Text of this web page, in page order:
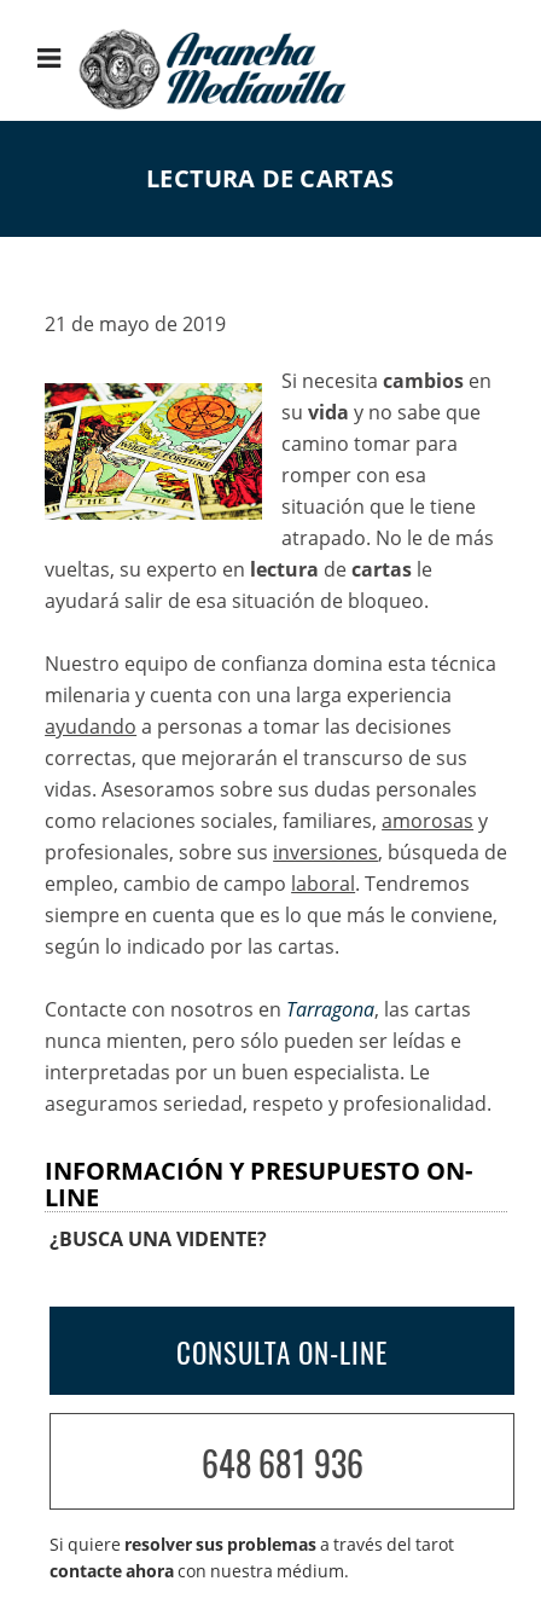
LECTURA DE CARTAS
21 de mayo de 2019
Si necesitacambios en
su vida y no sabe que
camino tomar para
romper con esa
situación que le tiene
atrapado. No le de más
vueltas, su experto en lectura decartas le
ayudará salir de esa situación de bloqueo.
Nuestro equipo de confianza domina esta técnica
milenaria y cuenta con una larga experiencia
ayudando a personas a tomar las decisiones
correctas, que mejorarán el transcurso de sus
vidas. Asesoramos sobre sus dudas personales
como relaciones sociales, familiares,amorosas y
profesionales, sobre sus inversiones, búsqueda de
empleo, cambio de campo laboral. Tendremos
siempre en cuenta que es lo que más le conviene,
según lo indicado por las cartas.
Contacte con nosotros en Tarragona, las cartas
nunca mienten, pero sólo pueden ser leídas e
interpretadas por un buen especialista. Le
aseguramos seriedad, respeto y profesionalidad.
INFORMACIÓN Y PRESUPUESTO ON-
LINE
¿BUSCA UNA VIDENTE?
CONSULTA ON-LINE
648 681 936
Si quiere resolver sus problemasa través del tarot
contacte ahoracon nuestra médium.